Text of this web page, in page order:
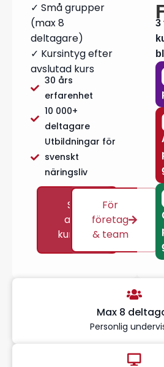
✓ Små grupper
(max 8
deltagare)
✓ Kursintyg efter
avslutad kurs
30 års
erfarenhet
10 000+
deltagare
Utbildningar för
svenskt
näringsliv
Se
alla
kurser
För
företag
& team
3
Max 8
Personlig